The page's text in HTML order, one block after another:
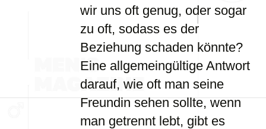
wir uns oft genug, oder sogar
zu oft, sodass es der
Beziehung schaden könnte?
Eine allgemeingültige Antwort
darauf, wie oft man seine
Freundin sehen sollte, wenn
man getrennt lebt, gibt es